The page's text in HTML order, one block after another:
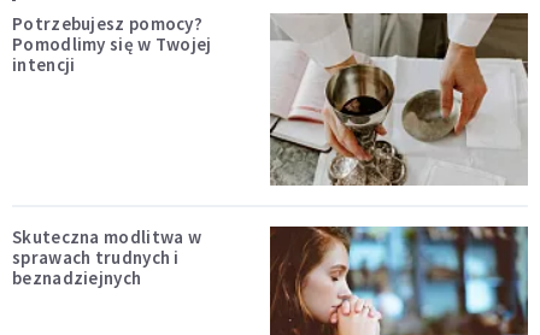
Potrzebujesz pomocy?
Pomodlimy się w Twojej
intencji
Skuteczna modlitwa w
sprawach trudnych i
beznadziejnych